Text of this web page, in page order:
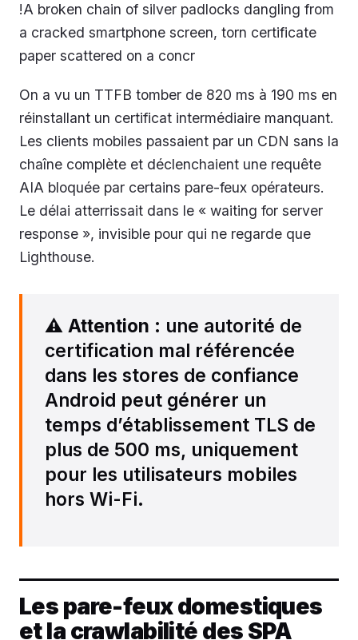
!A broken chain of silver padlocks dangling from
a cracked smartphone screen, torn certificate
paper scattered on a concr
On a vu un TTFB tomber de 820 ms à 190 ms en
réinstallant un certificat intermédiaire manquant.
Les clients mobiles passaient par un CDN sans la
chaîne complète et déclenchaient une requête
AIA bloquée par certains pare-feux opérateurs.
Le délai atterrissait dans le « waiting for server
response », invisible pour qui ne regarde que
Lighthouse.
⚠️ Attention : une autorité de
certification mal référencée
dans les stores de confiance
Android peut générer un
temps d’établissement TLS de
plus de 500 ms, uniquement
pour les utilisateurs mobiles
hors Wi-Fi.
Les pare-feux domestiques
et la crawlabilité des SPA